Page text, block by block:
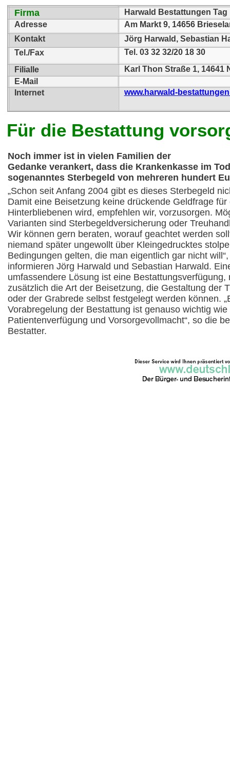
Noch immer ist in vielen Familien der
Gedanke verankert, dass die Krankenkasse im
sogenanntes Sterbegeld von mehreren hundert
„Schon seit Anfang 2004 gibt es dieses Sterbegeld
Damit eine Beisetzung keine drückende Geldfrage für
Hinterbliebenen wird, empfehlen wir, vorzusorgen.
Varianten sind Sterbegeldversicherung oder
Wir können gern beraten, worauf geachtet werden
niemand später ungewollt über Kleingedrucktes
Bedingungen gelten, die man eigentlich gar nicht will“,
informieren Jörg Harwald und Sebastian Harwald.
umfassendere Lösung ist eine Bestattungsverfügung,
zusätzlich die Art der Beisetzung, die Gestaltung der
oder der Grabrede selbst festgelegt werden können.
Vorabregelung der Bestattung ist genauso wichtig wie
Patientenverfügung und Vorsorgevollmacht“, so die
Bestatter.
Für die Bestattung
Firma
Harwald Bestattungen
Adresse
Am Markt 9, 14656
Kontakt
Jörg Harwald, Sebastian
Tel./Fax
Tel. 03 32 32/20 18 30
Filialle
Karl Thon Straße 1, 14641
E-Mail
Internet
www.harwald-